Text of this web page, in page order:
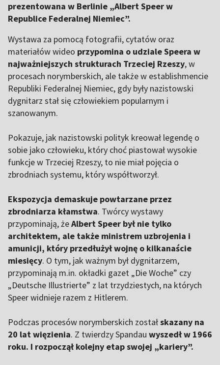
prezentowana w Berlinie „Albert Speer w
Republice Federalnej Niemiec”.
Wystawa za pomocą fotografii, cytatów oraz
materiałów wideo przypomina o udziale Speera w
najważniejszych strukturach Trzeciej Rzeszy, w
procesach norymberskich, ale także w establishmencie
Republiki Federalnej Niemiec, gdy były nazistowski
dygnitarz stał się człowiekiem popularnym i
szanowanym.
Pokazuje, jak nazistowski polityk kreował legendę o
sobie jako człowieku, który choć piastował wysokie
funkcje w Trzeciej Rzeszy, to nie miał pojęcia o
zbrodniach systemu, który współtworzył.
Ekspozycja demaskuje powtarzane przez
zbrodniarza kłamstwa. Twórcy wystawy
przypominają, żeAlbert Speer był nie tylko
architektem, ale także ministrem uzbrojenia i
amunicji, który przedłużył wojnę o kilkanaście
miesięcy. O tym, jak ważnym był dygnitarzem,
przypominają m.in. okładki gazet „Die Woche” czy
„Deutsche Illustrierte” z lat trzydziestych, na których
Speer widnieje razem z Hitlerem.
Podczas procesów norymberskich zostałskazany na
20 lat więzienia. Z twierdzy Spandau wyszedł w 1966
roku. I rozpoczął kolejny etap swojej „kariery”.